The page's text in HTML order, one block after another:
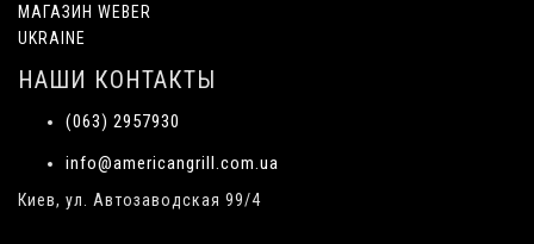
МАГАЗИН WEBER
UKRAINE
НАШИ КОНТАКТЫ
(063) 2957930
info@americangrill.com.ua
Киев, ул. Автозаводская 99/4